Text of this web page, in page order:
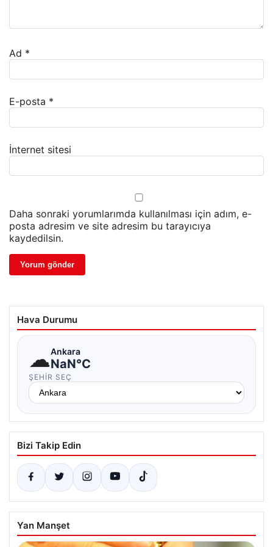
Ad *
E-posta *
İnternet sitesi
Daha sonraki yorumlarımda kullanılması için adım, e-
posta adresim ve site adresim bu tarayıcıya
kaydedilsin.
Hava Durumu
☁Ankara
NaN°C
ŞEHIR SEÇ
Bizi Takip Edin
Yan Manşet